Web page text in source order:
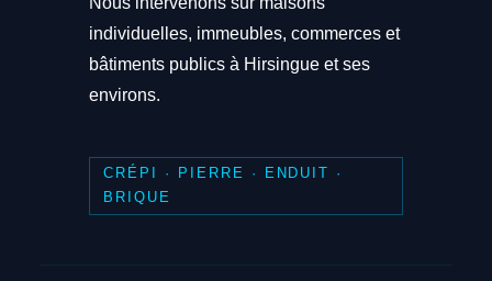
individuelles, immeubles, commerces et
bâtiments publics à Hirsingue et ses
environs.
CRÉPI · PIERRE · ENDUIT ·
BRIQUE